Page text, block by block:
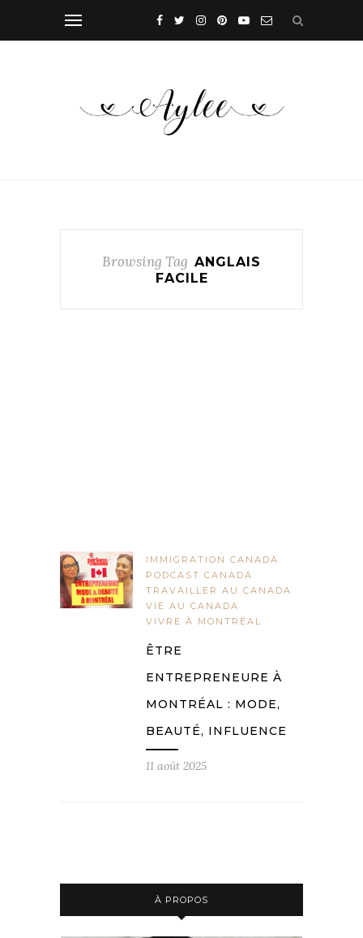
Browsing Tag ANGLAIS
FACILE
IMMIGRATION CANADA
PODCAST CANADA
TRAVAILLER AU CANADA
VIE AU CANADA
VIVRE À MONTRÉAL
ÊTRE
ENTREPRENEURE À
MONTRÉAL : MODE,
BEAUTÉ, INFLUENCE
11 août 2025
À PROPOS